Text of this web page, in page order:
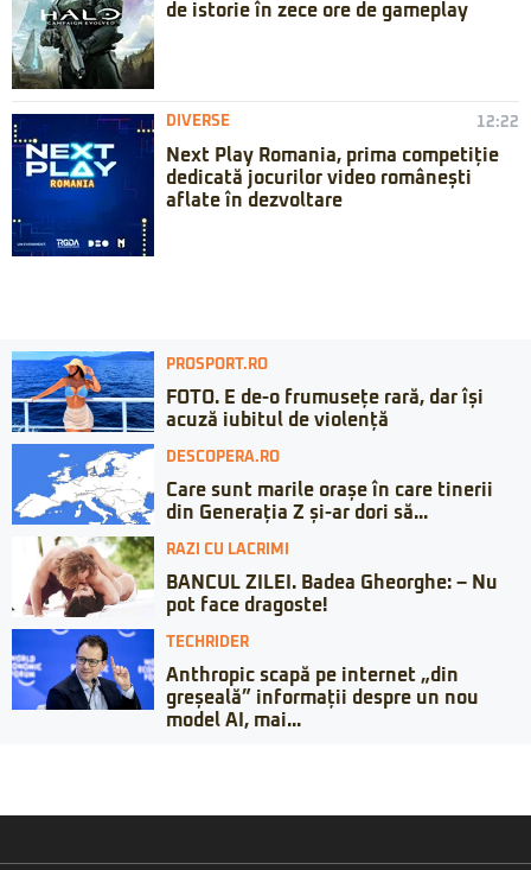
de istorie în zece ore de gameplay
DIVERSE 12:22
Next Play Romania, prima competiție
dedicată jocurilor video românești
aflate în dezvoltare
PROSPORT.RO
FOTO. E de-o frumusețe rară, dar își
acuză iubitul de violență
DESCOPERA.RO
Care sunt marile orașe în care tinerii
din Generația Z și-ar dori să...
RAZI CU LACRIMI
BANCUL ZILEI. Badea Gheorghe: – Nu
pot face dragoste!
TECHRIDER
Anthropic scapă pe internet „din
greșeală” informații despre un nou
model AI, mai...